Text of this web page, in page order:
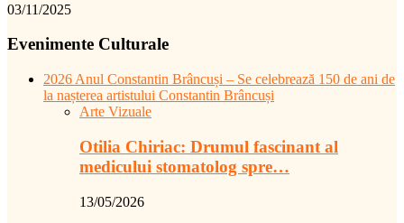
03/11/2025
Evenimente Culturale
2026 Anul Constantin Brâncuși – Se celebrează 150 de ani de
la nașterea artistului Constantin Brâncuși
Arte Vizuale
Otilia Chiriac: Drumul fascinant al
medicului stomatolog spre…
13/05/2026